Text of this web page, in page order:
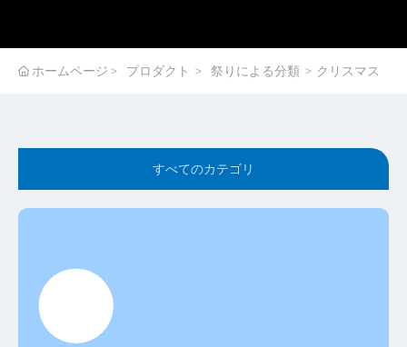
ホームページ プロダクト 祭りによる分類 クリスマス
すべてのカテゴリ